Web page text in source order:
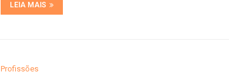
LEIA MAIS
Profissões